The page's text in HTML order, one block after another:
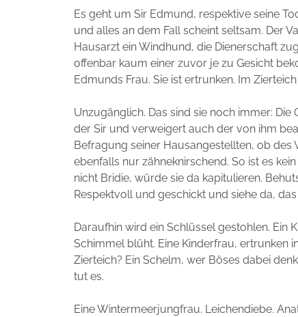
Es geht um Sir Edmund, respektive seine
und alles an dem Fall scheint seltsam. Der
Hausarzt ein Windhund, die Dienerschaft
offenbar kaum einer zuvor je zu Gesicht
Edmunds Frau. Sie ist ertrunken. Im
Unzugänglich. Das sind sie noch immer:
der Sir und verweigert auch der von ihm
Befragung seiner Hausangestellten, ob des
ebenfalls nur zähneknirschend. So ist es
nicht Bridie, würde sie da kapitulieren.
Respektvoll und geschickt und siehe da,
Daraufhin wird ein Schlüssel gestohlen. Ein
Schimmel blüht. Eine Kinderfrau, ertrunken
Zierteich? Ein Schelm, wer Böses dabei
tut es.
Eine Wintermeerjungfrau. Leichendiebe.